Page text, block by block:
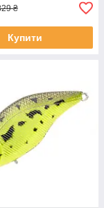
₴
Купити